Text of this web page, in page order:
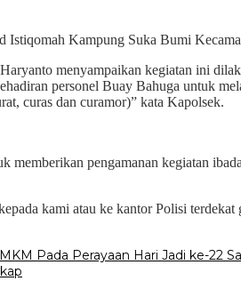
Kampung Suka Bumi
menyampaikan kegiatan ini
personel Buay Bahuga untuk
curas dan curamor)” kata Kapolsek.
pengamanan kegiatan
kami atau ke kantor Polisi
Pada Perayaan Hari Jadi ke-22